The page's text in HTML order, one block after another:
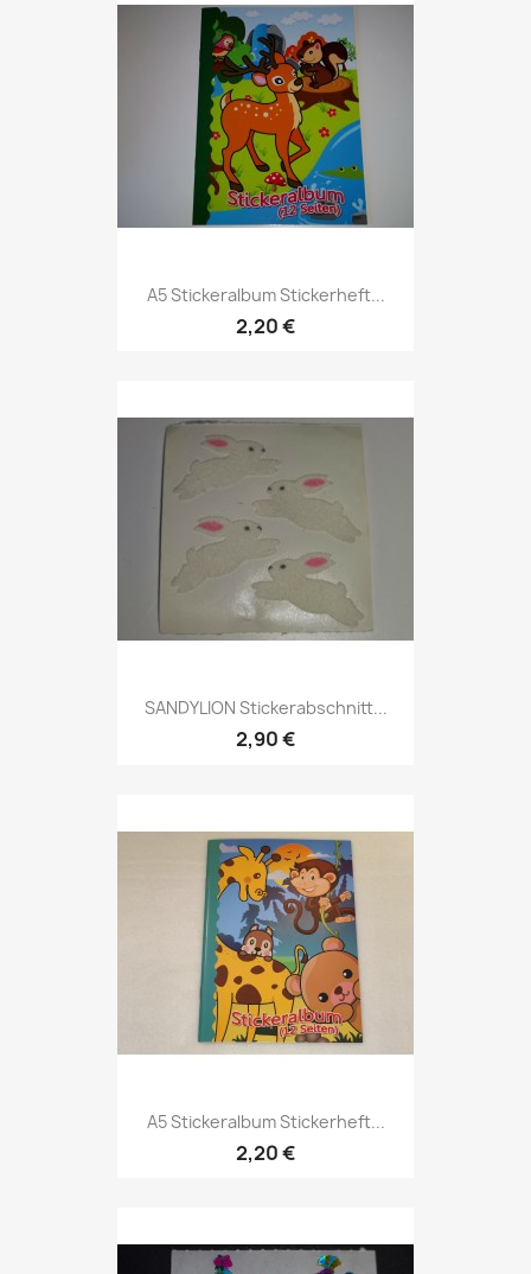
A5 Stickeralbum Stickerheft...
2,20 €
SANDYLION Stickerabschnitt...
2,90 €
A5 Stickeralbum Stickerheft...
2,20 €